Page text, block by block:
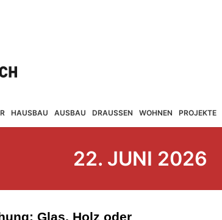
HAUSBAU AUSBAU DRAUSSEN WOHNEN PROJEKTE
22. JUNI 2026
Glas, Holz oder